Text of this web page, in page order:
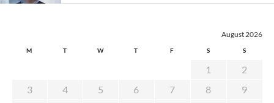
August 2026
M T W T F S S
1
2
3
4 5 6 7 8
9